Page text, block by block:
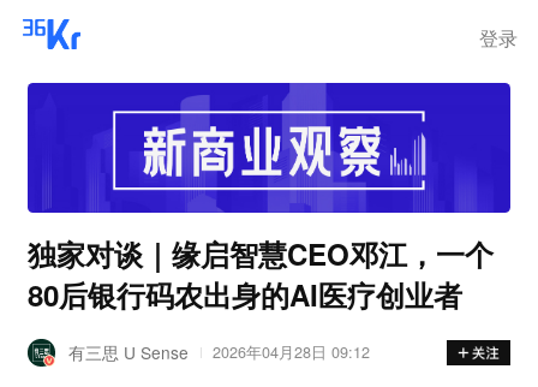
登录
独家对谈｜缘启智慧CEO邓江，一个
80后银行码农出身的AI医疗创业者
有三思 U Sense 2026年04月28日 09:12